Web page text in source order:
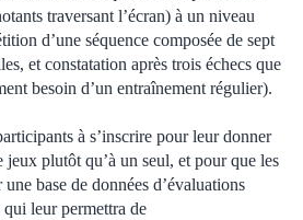
traversant l’écran) à un niveau
d’une séquence composée de sept
et constatation après trois échecs que
besoin d’un entraînement régulier).
à s’inscrire pour leur donner
jeux plutôt qu’à un seul, et pour que les
base de données d’évaluations
leur permettra de